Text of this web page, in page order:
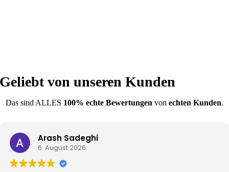
Geliebt von unseren Kunden
Das sind ALLES 100% echte Bewertungen von echten Kunden.
Arash Sadeghi
6. August 2026